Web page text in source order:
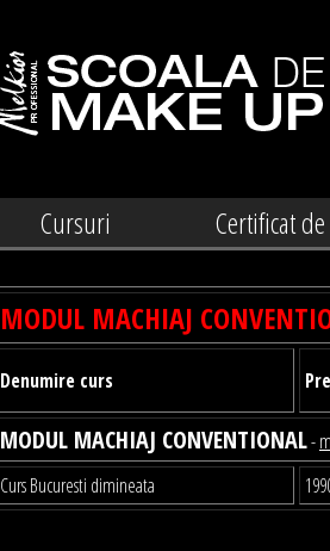
Cursuri Certificat
MODUL MACHIAJ
Denumire curs
MODUL MACHIAJ CONVENTIONAL-
Curs Bucuresti dimineata